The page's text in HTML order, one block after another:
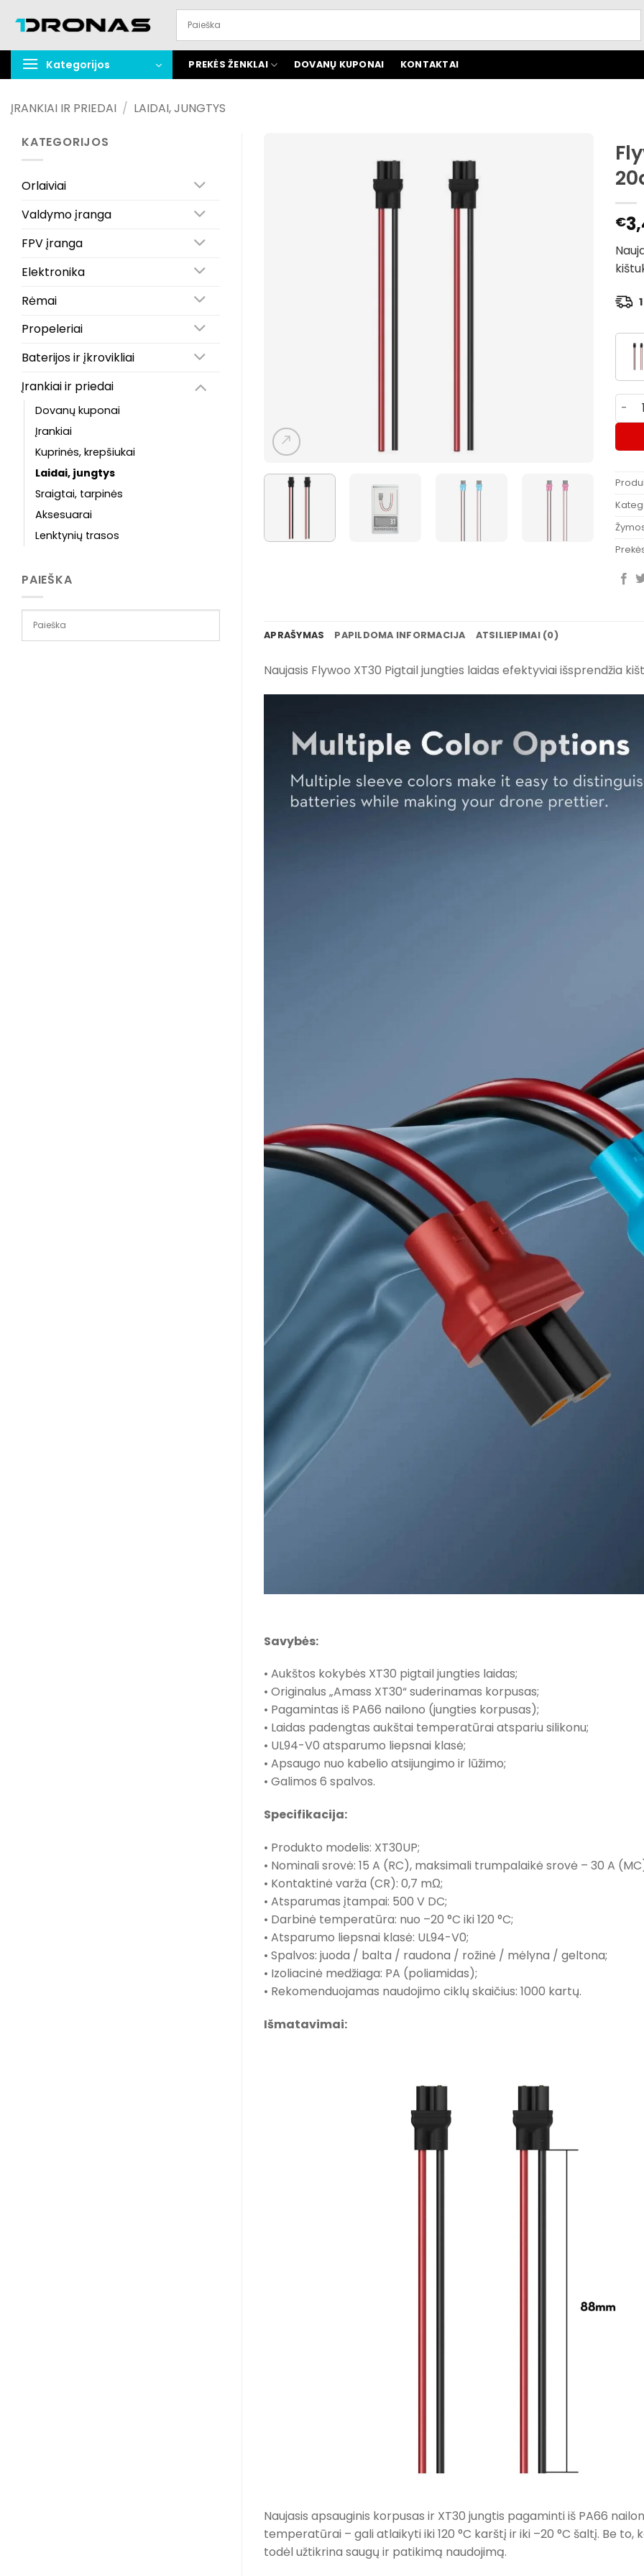
turinį
Kategorijos PREKĖS ŽENKLAI DOVANŲ KUPONAI KONTAKTAI
ĮRANKIAI IR PRIEDAI / LAIDAI, JUNGTYS
KATEGORIJOS
Orlaiviai
Valdymo įranga
FPV įranga
Elektronika
Rėmai
Propeleriai
Baterijos ir įkrovikliai
Įrankiai ir priedai
Dovanų kuponai
Įrankiai
Kuprinės, krepšiukai
Laidai, jungtys
Sraigtai, tarpinės
Aksesuarai
Lenktynių trasos
PAIEŠKA
€
APRAŠYMAS PAPILDOMA INFORMACIJA ATSILIEPIMAI (0)
Naujasis Flywoo XT30 Pigtail jungties laidas efektyviai išsprendžia
Savybės:
• Aukštos kokybės XT30 pigtail jungties laidas;
• Originalus „Amass XT30“ suderinamas korpusas;
• Pagamintas iš PA66 nailono (jungties korpusas);
• Laidas padengtas aukštai temperatūrai atspariu silikonu;
• UL94-V0 atsparumo liepsnai klasė;
• Apsaugo nuo kabelio atsijungimo ir lūžimo;
• Galimos 6 spalvos.
Specifikacija:
• Produkto modelis: XT30UP;
• Nominali srovė: 15 A (RC), maksimali trumpalaikė srovė – 30 A
• Kontaktinė varža (CR): 0,7 mΩ;
• Atsparumas įtampai: 500 V DC;
• Darbinė temperatūra: nuo –20 °C iki 120 °C;
• Atsparumo liepsnai klasė: UL94-V0;
• Spalvos: juoda / balta / raudona / rožinė / mėlyna / geltona;
• Izoliacinė medžiaga: PA (poliamidas);
• Rekomenduojamas naudojimo ciklų skaičius: 1000 kartų.
Išmatavimai:
Naujasis apsauginis korpusas ir XT30 jungtis pagaminti iš PA66
temperatūrai – gali atlaikyti iki 120 °C karštį ir iki –20 °C šaltį. Be
todėl užtikrina saugų ir patikimą naudojimą.